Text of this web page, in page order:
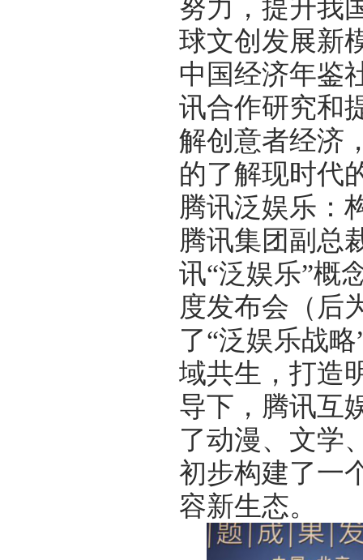
努力，提升我
球文创发展新
中国经济年鉴
讯合作研究和
解创意者经济
的了解现时代
腾讯泛娱乐：
腾讯集团副总
讯“泛娱乐”概
度发布会（后
了“泛娱乐战
域共生，打造
导下，腾讯互
了动漫、文学
初步构建了一
容新生态。